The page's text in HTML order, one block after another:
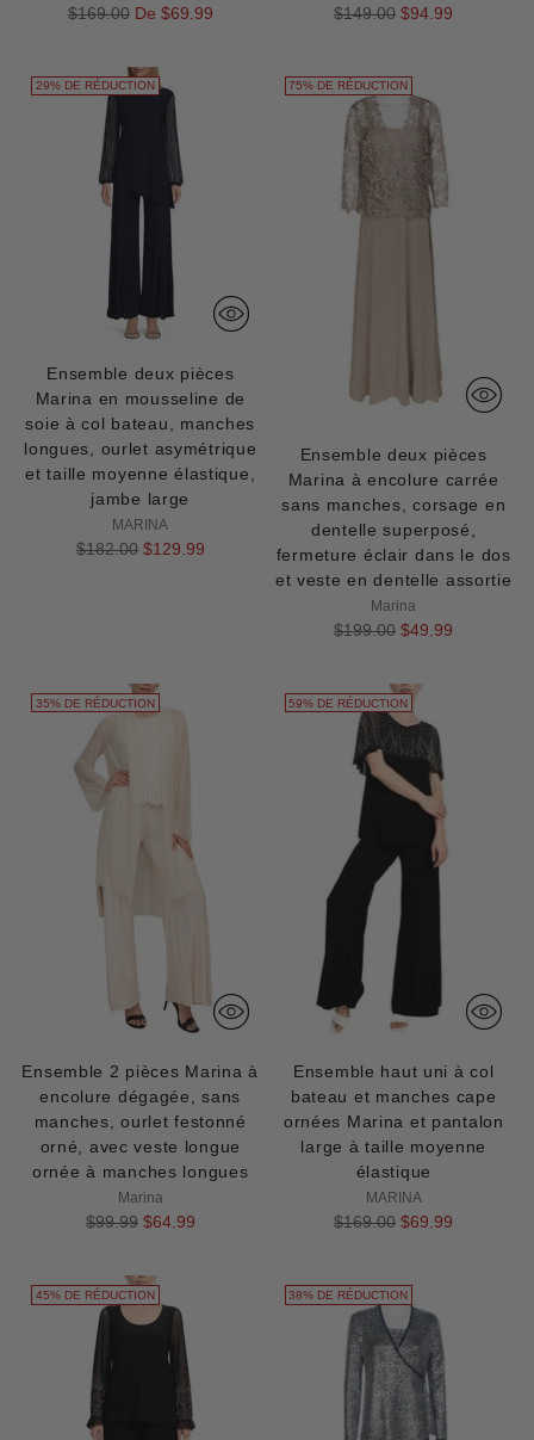
Prix
$169.00 De $69.99
Prix
$149.00 $94.99
29% DE RÉDUCTION
Ensemble deux pièces
Marina en mousseline de
soie à col bateau, manches
longues, ourlet asymétrique
et taille moyenne élastique,
jambe large
MARINA
Prix
$182.00 $129.99
75% DE RÉDUCTION
Ensemble deux pièces
Marina à encolure carrée
sans manches, corsage en
dentelle superposé,
fermeture éclair dans le dos
et veste en dentelle assortie
Marina
Prix
$199.00 $49.99
35% DE RÉDUCTION
Ensemble 2 pièces Marina à
encolure dégagée, sans
manches, ourlet festonné
orné, avec veste longue
ornée à manches longues
Marina
Prix
$99.99 $64.99
59% DE RÉDUCTION
Ensemble haut uni à col
bateau et manches cape
ornées Marina et pantalon
large à taille moyenne
élastique
MARINA
Prix
$169.00 $69.99
45% DE RÉDUCTION 38% DE RÉDUCTION